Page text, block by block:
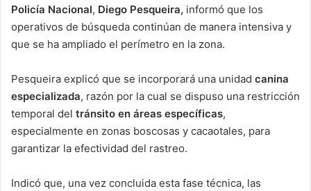
Policía Nacional, Diego Pesqueira, informó que los
operativos de búsqueda continúan de manera intensiva y
que se ha ampliado el perímetro en la zona.
Pesqueira explicó que se incorporará una unidad canina
especializada, razón por la cual se dispuso una restricción
temporal del tránsito en áreas específicas,
especialmente en zonas boscosas y cacaotales, para
garantizar la efectividad del rastreo.
Indicó que, una vez concluida esta fase técnica, las